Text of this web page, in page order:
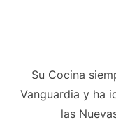
Su Cocina
Vanguardia y ha
las